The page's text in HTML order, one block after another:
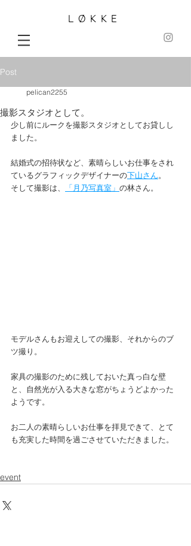
LØKKE
Post
撮影スタジオとして。
pelican2255
少し前にルークを撮影スタジオとしてお貸しし
ました。
結婚式の招待状など、素晴らしいお仕事をされ
ているグラフィックデザイナーの下山さん。
そして撮影は、
「月乃写真室」 の林さん。
モデルさんもお迎えしての撮影、それからのブ
ツ撮り。
家具の撮影のために残しておいた真っ白な壁
と、自然光が入る大きな窓がちょうどよかった
ようです。
お二人の素晴らしいお仕事を拝見できて、とて
も充実した時間を過ごさせていただきました。
event